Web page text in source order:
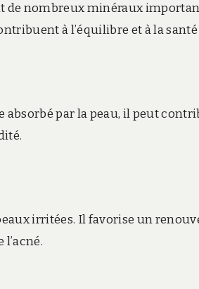
nombreux minéraux
à l’équilibre et à la santé
absorbé par la peau, il peut
irritées. Il favorise un